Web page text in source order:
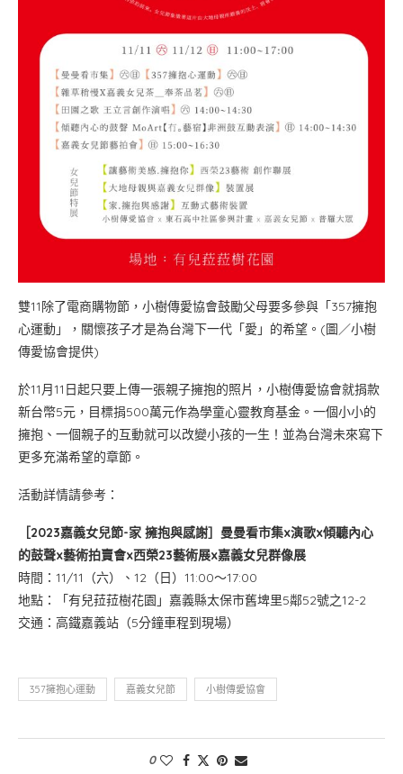
雙11除了電商購物節，小樹傳愛協會鼓勵父母要多參與「357擁抱
心運動」，關懷孩子才是為台灣下一代「愛」的希望。(圖／小樹
傳愛協會提供)
於11月11日起只要上傳一張親子擁抱的照片，小樹傳愛協會就捐款
新台幣5元，目標捐500萬元作為學童心靈教育基金。一個小小的
擁抱、一個親子的互動就可以改變小孩的一生！並為台灣未來寫下
更多充滿希望的章節。
活動詳情請參考：
［2023嘉義女兒節-家 擁抱與感謝］曼曼看市集x演歌x傾聽內心
的鼓聲x藝術拍賣會x西榮23藝術展x嘉義女兒群像展
時間：11/11（六）、12（日）11:00～17:00
地點：「有兒菈菈樹花園」嘉義縣太保市舊埤里5鄰52號之12-2
交通：高鐵嘉義站（5分鐘車程到現場）
357擁抱心運動 嘉義女兒節 小樹傳愛協會
0